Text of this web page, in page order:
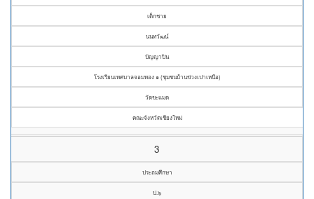
เด็กชาย
นนทวัฒน์
ปัญญาปิน
โรงเรียนเทศบาลจอมทอง ๑ (ชุมชนบ้านข่วงเปาเหนือ)
วัดขะแมด
คณะจังหวัดเชียงใหม่
3
ประถมศึกษา
ป.๖